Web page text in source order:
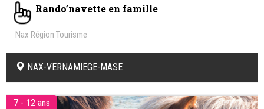
Rando’navette en famille
Nax Région Tourisme
NAX-VERNAMIEGE-MASE
7 - 12 ans